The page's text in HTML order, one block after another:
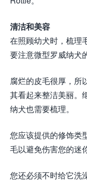
清洁和美容
在照顾幼犬时，梳理
要注意微型罗威纳犬
腐烂的皮毛很厚，所
其看起来整洁美丽。
纳犬也需要梳理。
您应该提供的修饰类
毛以避免伤害您的迷
您还必须不时给它洗